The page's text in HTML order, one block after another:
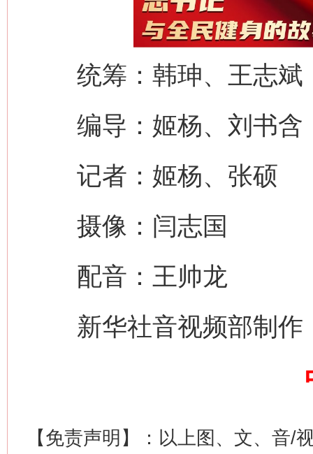
统筹：韩珅、王志斌
编导：姬杨、刘书含
记者：姬杨、张硕
摄像：闫志国
配音：王帅龙
新华社音视频部制作
【免责声明】：以上图、文、音/
网上购药对药下症？